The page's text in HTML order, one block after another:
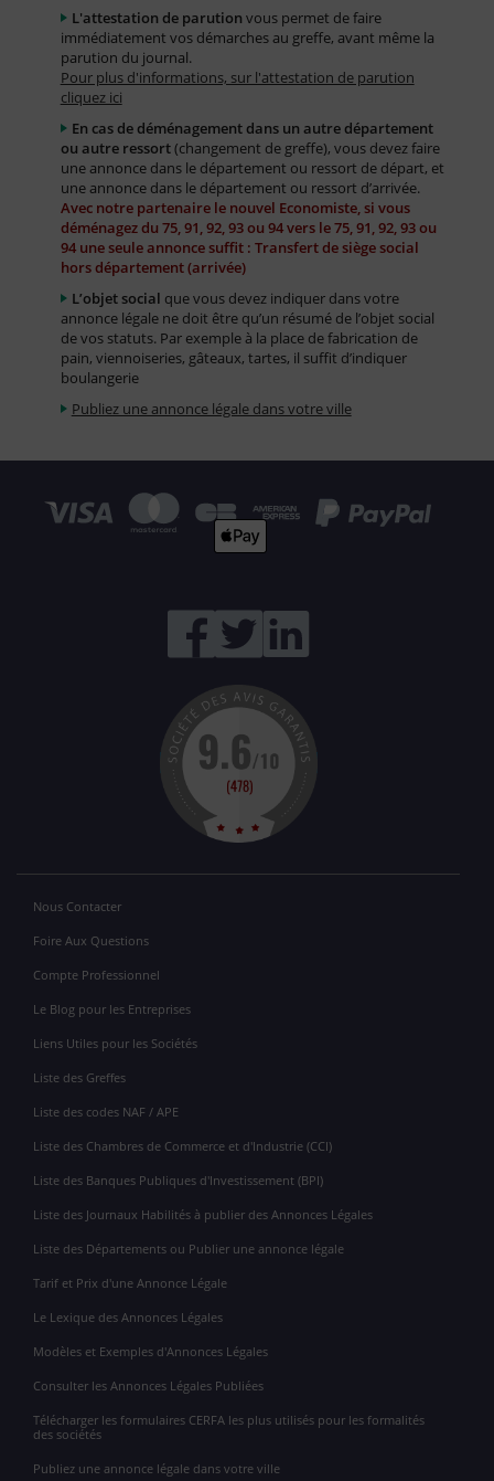
L'attestation de parution vous permet de faire
immédiatement vos démarches au greffe, avant même la
parution du journal.
Pour plus d'informations, sur l'attestation de parution
cliquez ici
En cas de déménagement dans un autre département
ou autre ressort(changement de greffe), vous devez faire
une annonce dans le département ou ressort de départ, et
une annonce dans le département ou ressort d’arrivée.
Avec notre partenaire le nouvel Economiste, si vous
déménagez du 75, 91, 92, 93 ou 94 vers le 75, 91, 92, 93 ou
94 une seule annonce suffit : Transfert de siège social
hors département (arrivée)
L’objet social que vous devez indiquer dans votre
annonce légale ne doit être qu’un résumé de l’objet social
de vos statuts. Par exemple à la place de fabrication de
pain, viennoiseries, gâteaux, tartes, il suffit d’indiquer
boulangerie
Publiez une annonce légale dans votre ville
Nous Contacter
Foire Aux Questions
Compte Professionnel
Le Blog pour les Entreprises
Liens Utiles pour les Sociétés
Liste des Greffes
Liste des codes NAF / APE
Liste des Chambres de Commerce et d'Industrie (CCI)
Liste des Banques Publiques d'Investissement (BPI)
Liste des Journaux Habilités à publier des Annonces Légales
Liste des Départements ou Publier une annonce légale
Tarif et Prix d'une Annonce Légale
Le Lexique des Annonces Légales
Modèles et Exemples d'Annonces Légales
Consulter les Annonces Légales Publiées
Télécharger les formulaires CERFA les plus utilisés pour les formalités
des sociétés
Publiez une annonce légale dans votre ville